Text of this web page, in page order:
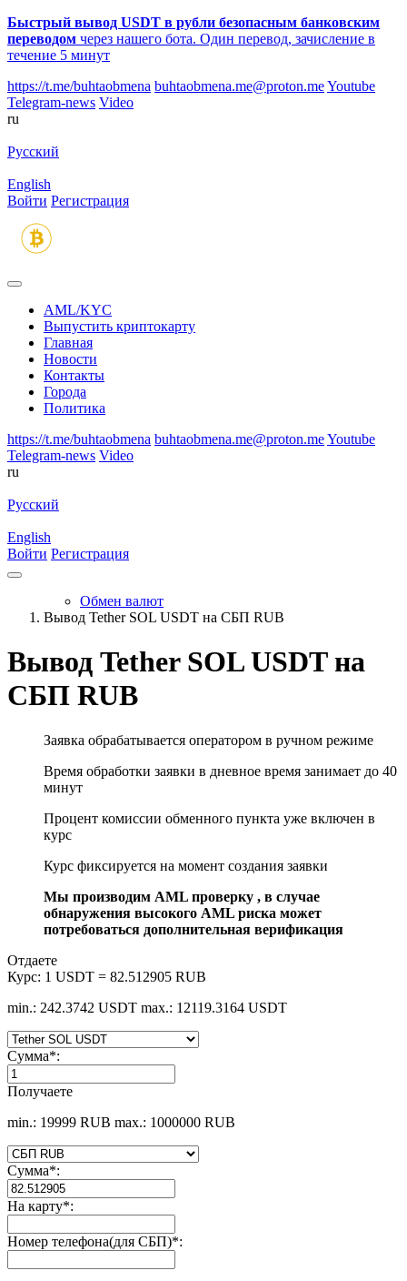
Быстрый вывод USDT в рубли безопасным банковским
переводом через нашего бота. Один перевод, зачисление в
течение 5 минут
https://t.me/buhtaobmena buhtaobmena.me@proton.meYoutube
Telegram-news Video
ru
Русский
English
Войти Регистрация
AML/KYC
Выпустить криптокарту
Главная
Новости
Контакты
Города
Политика
https://t.me/buhtaobmena buhtaobmena.me@proton.meYoutube
Telegram-news Video
ru
Русский
English
Войти Регистрация
Обмен валют
Вывод Tether SOL USDT на СБП RUB
Вывод Tether SOL USDT на
СБП RUB
Заявка обрабатывается оператором в ручном режиме
Время обработки заявки в дневное время занимает до 40
минут
Процент комиссии обменного пункта уже включен в
курс
Курс фиксируется на момент создания заявки
Мы производим AML проверку , в случае
обнаружения высокого AML риска может
потребоваться дополнительная верификация
Отдаете
Курс: 1 USDT = 82.512905 RUB
min.: 242.3742 USDT max.: 12119.3164 USDT
Сумма*:
Получаете
min.: 19999 RUB max.: 1000000 RUB
Сумма*:
На карту*:
Номер телефона(для СБП)*: